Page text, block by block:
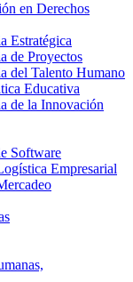
en Derechos
Estratégica
de Proyectos
del Talento Humano
Educativa
de la Innovación
Software
Empresarial